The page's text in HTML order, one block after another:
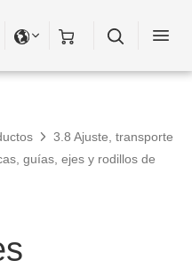
3.8 Ajuste, transporte
guías, ejes y rodillos de